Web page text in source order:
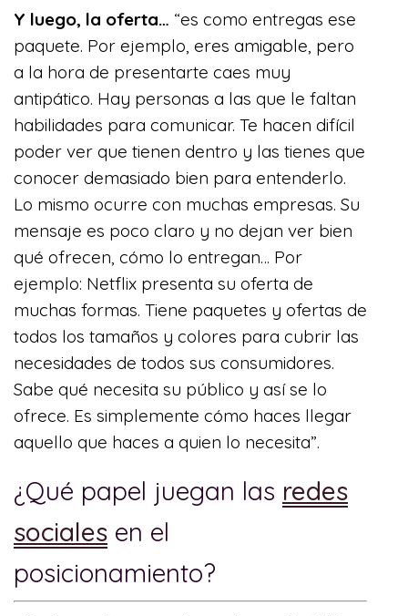
Y luego, la oferta… “es como entregas ese
paquete. Por ejemplo, eres amigable, pero
a la hora de presentarte caes muy
antipático. Hay personas a las que le faltan
habilidades para comunicar. Te hacen difícil
poder ver que tienen dentro y las tienes que
conocer demasiado bien para entenderlo.
Lo mismo ocurre con muchas empresas. Su
mensaje es poco claro y no dejan ver bien
qué ofrecen, cómo lo entregan… Por
ejemplo: Netflix presenta su oferta de
muchas formas. Tiene paquetes y ofertas de
todos los tamaños y colores para cubrir las
necesidades de todos sus consumidores.
Sabe qué necesita su público y así se lo
ofrece. Es simplemente cómo haces llegar
aquello que haces a quien lo necesita”.
¿Qué papel juegan las redes
sociales en el
posicionamiento?